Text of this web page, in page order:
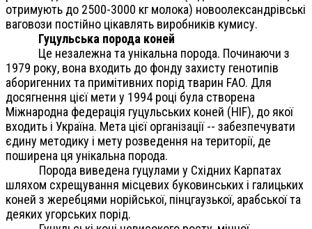
отримують до 2500-3000 кг молока) новоолександрівські
ваговози постійно цікавлять виробників кумису.
Гуцульська порода коней
Це незалежна та унікальна порода. Починаючи з
1979 року, вона входить до фонду захисту генотипів
аборигенних та примітивних порід тварин FAO. Для
досягнення цієї мети у 1994 році була створена
Міжнародна федерація гуцульських коней (HIF), до якої
входить і Україна. Мета цієї організації -- забезпечувати
єдину методику і мету розведення на території, де
поширена ця унікальна порода.
Порода виведена гуцулами у Східних Карпатах
шляхом схрещування місцевих буковинських і галицьких
коней з жеребцями норійської, пінцгаузької, арабської та
деяких угорських порід.